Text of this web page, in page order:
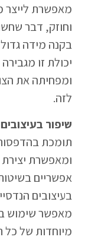
מאפשרת לייצר
וחוזק, דבר
בקנה מידה
יכולת זו
ומפחיתה את
לזה.
שיפור
תומכת
ומאפשרת יצירת
בעיצובים
מאפשר שימוש
מיוחדות של כל